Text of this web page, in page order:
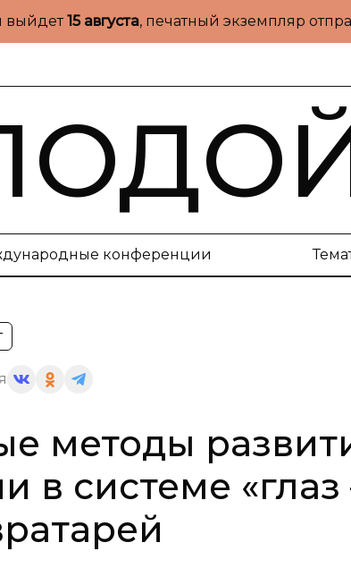
выйдет15 августа, печатный экземпляр
конференции
методы
в системе